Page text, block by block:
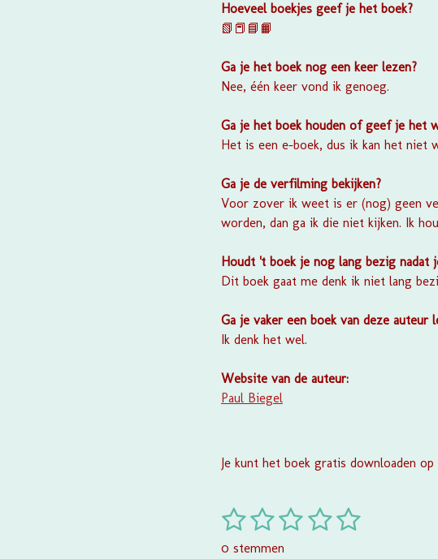
Hoeveel boekjes geef je het boek?
📗📕📘📙
Ga je het boek nog een keer lezen?
Nee, één keer vond ik genoeg.
Ga je het boek houden of geef je het
Het is een e-boek, dus ik kan het niet
Ga je de verfilming bekijken?
Voor zover ik weet is er (nog) geen
worden, dan ga ik die niet kijken. Ik
Houdt 't boek je nog lang bezig nadat
Dit boek gaat me denk ik niet lang
Ga je vaker een boek van deze auteur
Ik denk het wel.
Website van de auteur:
Paul Biegel
Je kunt het boek gratis downloaden op
R
t
1
s
2
s
3
s
4 5
S
0 stemmen